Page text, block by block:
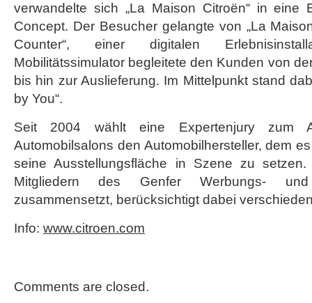
verwandelte sich „La Maison Citroën“ in eine
Concept. Der Besucher gelangte von „La
Counter“, einer digitalen
Mobilitätssimulator begleitete den Kunden von
bis hin zur Auslieferung. Im Mittelpunkt stand
by You“.
Seit 2004 wählt eine Expertenjury zum
Automobilsalons den Automobilhersteller, dem
seine Ausstellungsfläche in Szene zu
Mitgliedern des Genfer Werbungs- und
zusammensetzt, berücksichtigt dabei
Info: www.citroen.com
Comments are closed.